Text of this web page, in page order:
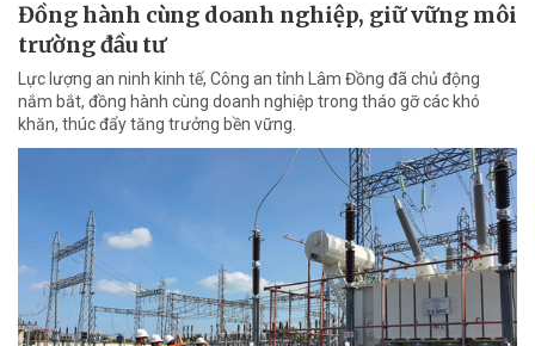
Đồng hành cùng doanh nghiệp, giữ vững môi
trường đầu tư
Lực lượng an ninh kinh tế, Công an tỉnh Lâm Đồng đã chủ động
nắm bắt, đồng hành cùng doanh nghiệp trong tháo gỡ các khó
khăn, thúc đẩy tăng trưởng bền vững.